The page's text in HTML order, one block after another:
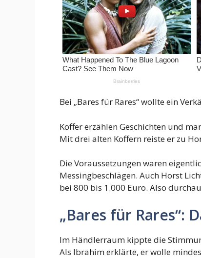
Bei „Bares für Rares“ wollte ein
Koffer erzählen Geschichten und
Mit drei alten Koffern reiste er zu
Die Voraussetzungen waren
Messingbeschlägen. Auch Horst
bei 800 bis 1.000 Euro. Also
„Bares für Rares“:
Im Händlerraum kippte die
Als Ibrahim erklärte, er wolle